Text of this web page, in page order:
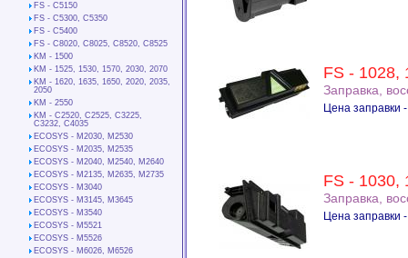
FS - C5150
FS - C5300, C5350
FS - C5400
FS - C8020, C8025, C8520, C8525
KM - 1500
KM - 1525, 1530, 1570, 2030, 2070
KM - 1620, 1635, 1650, 2020, 2035,
2050
KM - 2550
KM - C2520, C2525, C3225,
C3232, C4035
ECOSYS - М2030, М2530
ECOSYS - М2035, М2535
ECOSYS - M2040, M2540, M2640
ECOSYS - M2135, M2635, M2735
ECOSYS - М3040
ECOSYS - M3145, M3645
ECOSYS - М3540
ECOSYS - М5521
ECOSYS - М5526
ECOSYS - М6026, M6526
FS - 1028,
Заправка,
Цена заправки
FS - 1030,
Заправка,
Цена заправки